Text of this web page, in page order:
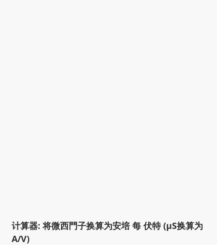
计算器: 将微西門子换算为安培 每 伏特 (µS换算为
A/V)